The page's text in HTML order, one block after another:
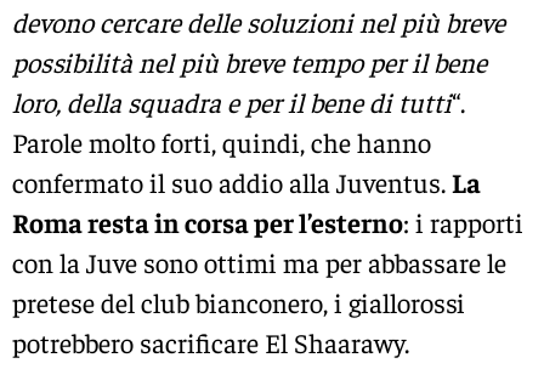
devono cercare delle soluzioni nel più breve
possibilità nel più breve tempo per il bene
loro, della squadra e per il bene di tutti“.
Parole molto forti, quindi, che hanno
confermato il suo addio alla Juventus. La
Roma resta in corsa per l’esterno: i rapporti
con la Juve sono ottimi ma per abbassare le
pretese del club bianconero, i giallorossi
potrebbero sacrificare El Shaarawy.